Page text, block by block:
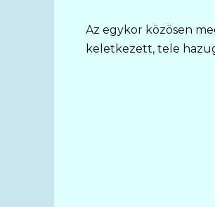
Az egykor közösen
keletkezett, tele